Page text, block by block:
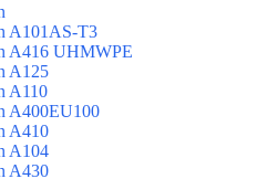
A101AS-T3
A416 UHMWPE
A125
A110
A400EU100
A410
A104
A430